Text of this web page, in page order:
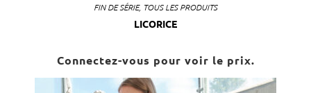
FIN DE SÉRIE, TOUS LES PRODUITS
LICORICE
Connectez-vous pour voir le prix.